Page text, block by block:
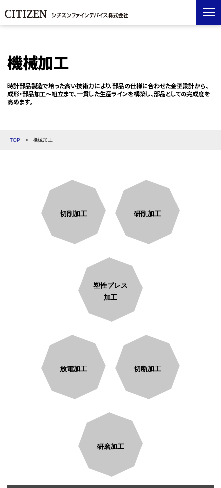
機械加工
時計部品製造で培った高い技術力により、部品の仕様に合わせた金型設計から、
成形・部品加工～組立まで、一貫した生産ラインを構築し、部品としての完成度を
高めます。
TOP > 機械加工
切削加工 研削加工
塑性プレス
加工
放電加工 切断加工
研磨加工